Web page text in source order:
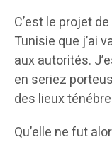
C’est le projet
Tunisie que j’ai
aux autorités.
en seriez
des lieux
Qu’elle ne fut